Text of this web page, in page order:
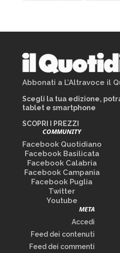
Abbonati a L’Altravoce il
Scegli la tua edizione,
tablet e smartphone
SCOPRI I PREZZI
COMMUNITY
Facebook Quotidiano
Facebook Basilicata
Facebook Calabria
Facebook Campania
Facebook Puglia
Twitter
Youtube
META
Accedi
Feed dei contenuti
Feed dei commenti